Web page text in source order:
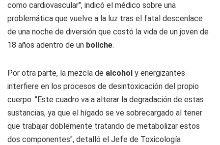
como cardiovascular", indicó el médico sobre una
problemática que vuelve a la luz tras el fatal descenlace
de una noche de diversión que costó la vida de un joven de
18 años adentro de un boliche.
Por otra parte, la mezcla de alcohol y energizantes
interfiere en los procesos de desintoxicación del propio
cuerpo. "Este cuadro va a alterar la degradación de estas
sustancias, ya que el hígado se ve sobrecargado al tener
que trabajar doblemente tratando de metabolizar estos
dos componentes", detalló el Jefe de Toxicología